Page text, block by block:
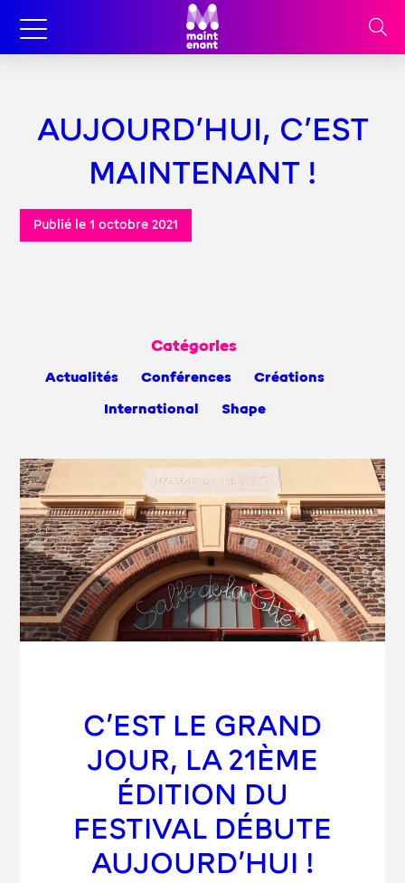
AUJOURD’HUI, C’EST
MAINTENANT !
Publié le 1 octobre 2021
Catégories
Actualités Conférences
Créations
International
Shape
C’EST LE GRAND
JOUR, LA 21ÈME
ÉDITION DU
FESTIVAL DÉBUTE
AUJOURD’HUI !